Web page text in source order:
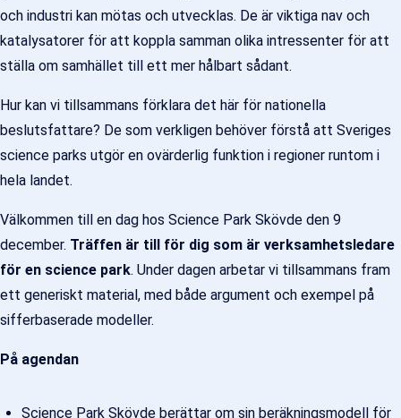
och industri kan mötas och utvecklas. De är viktiga nav och
katalysatorer för att koppla samman olika intressenter för att
ställa om samhället till ett mer hålbart sådant.
Hur kan vi tillsammans förklara det här för nationella
beslutsfattare? De som verkligen behöver förstå att Sveriges
science parks utgör en ovärderlig funktion i regioner runtom i
hela landet.
Välkommen till en dag hos Science Park Skövde den 9
december. Träffen är till för dig som är verksamhetsledare
för en science park. Under dagen arbetar vi tillsammans fram
ett generiskt material, med både argument och exempel på
sifferbaserade modeller.
På agendan
Science Park Skövde berättar om sin beräkningsmodell för